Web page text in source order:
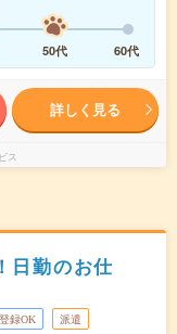
50代 60代
詳しく見る
ス
日勤のお仕
録OK 派遣